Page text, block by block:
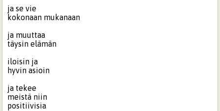
ja se vie
kokonaan mukanaan
ja muuttaa
täysin elämän
iloisin ja
hyvin asioin
ja tekee
meistä niin
positiivisia